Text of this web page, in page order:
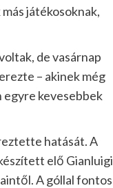
játékosoknak,
de vasárnap
– akinek még
egyre kevesebbek
hatását. A
elő Gianluigi
A góllal fontos